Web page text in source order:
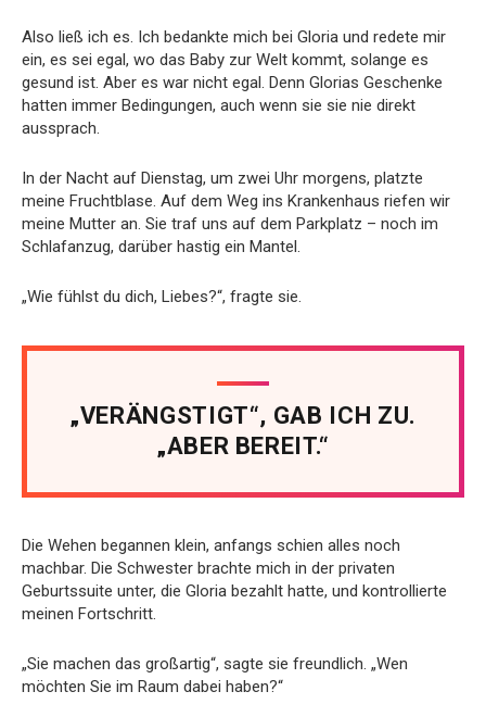
Also ließ ich es. Ich bedankte mich bei Gloria und redete mir
ein, es sei egal, wo das Baby zur Welt kommt, solange es
gesund ist. Aber es war nicht egal. Denn Glorias Geschenke
hatten immer Bedingungen, auch wenn sie sie nie direkt
aussprach.
In der Nacht auf Dienstag, um zwei Uhr morgens, platzte
meine Fruchtblase. Auf dem Weg ins Krankenhaus riefen wir
meine Mutter an. Sie traf uns auf dem Parkplatz – noch im
Schlafanzug, darüber hastig ein Mantel.
„Wie fühlst du dich, Liebes?“, fragte sie.
„VERÄNGSTIGT“, GAB ICH ZU.
„ABER BEREIT.“
Die Wehen begannen klein, anfangs schien alles noch
machbar. Die Schwester brachte mich in der privaten
Geburtssuite unter, die Gloria bezahlt hatte, und kontrollierte
meinen Fortschritt.
„Sie machen das großartig“, sagte sie freundlich. „Wen
möchten Sie im Raum dabei haben?“